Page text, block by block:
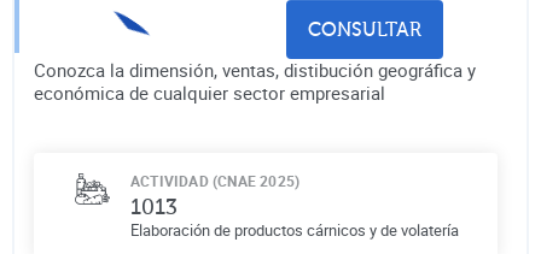
CONSULTAR
Conozca la dimensión, ventas, distibución geográfica y
económica de cualquier sector empresarial
ACTIVIDAD (CNAE 2025)
1013
Elaboración de productos cárnicos y de volatería